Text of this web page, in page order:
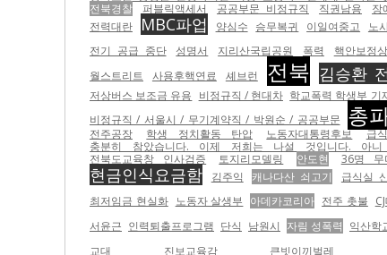
전북경찰
퍼블릭액세서 공공부문 비정규직 직권남용 장
전력대란
MBC파업 양심수 승무복귀 이일여중고 노
전기 공급 중단
성명서 지리산국립공원 폭력 핵안보정
월스트리트
사용후핵연료 셰브런 전북 김승환
저상버스 보조금 유용 비정규직 / 현대차 학교폭력 학생부 기
비정규직 / 서울시 / 무기계약직 / 박원순 / 공공부문 총
전주공장
학생 정치활동 탄압 노동자대통령후보 급
충분히 참았습니다. 이제 저희는 나설 것입니다. 아니
전북도교육창 인사검증
토지리모델링 안도현 36명 무
현금인식요금함 김주익 캐나다산 쇠고기 급식실
최저임금 현실화 노동자 살생부 아데카코리아 전주 촛불
서윤근 인력퇴출프로그램 단식 남원시 자림 성폭력 익산학
교대
진보교육감 큰빗이끼벌레